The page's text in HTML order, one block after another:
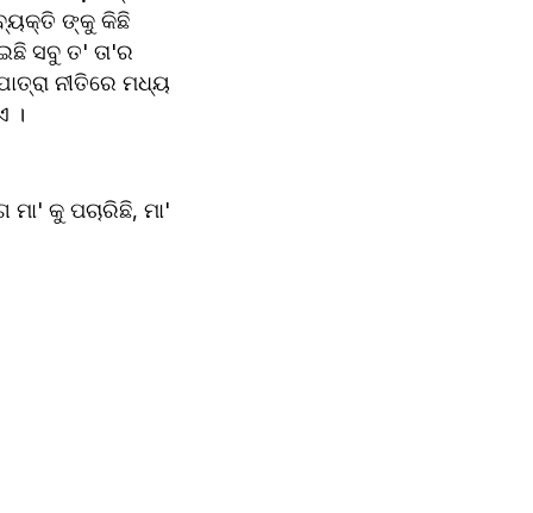
ବ୍ୟକ୍ତି ଙ୍କୁ କିଛି
ସବୁ ତ' ତା'ର
ନୀତିରେ ମଧ୍ୟ
।
କୁ ପଚାରିଛି, ମା'